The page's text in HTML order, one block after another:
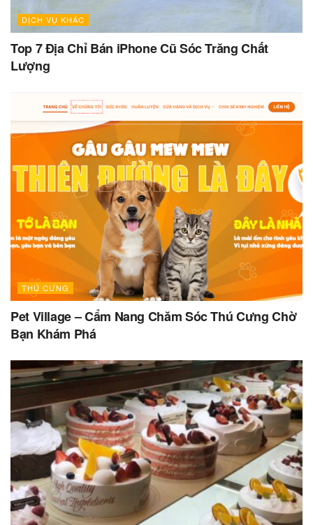
DỊCH VỤ KHÁC
Top 7 Địa Chỉ Bán iPhone Cũ Sóc Trăng Chất
Lượng
THÚ CƯNG
Pet Village – Cẩm Nang Chăm Sóc Thú Cưng Chờ
Bạn Khám Phá